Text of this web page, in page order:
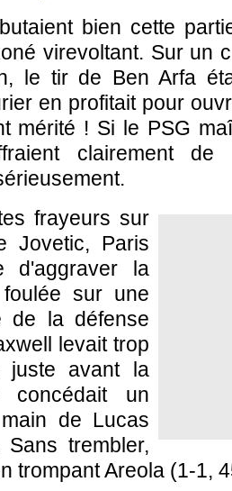
bien cette
virevoltant. Sur un
le tir de Ben Arfa
en profitait pour
mérité ! Si le PSG
clairement
frayeurs sur
Jovetic, Paris
d'aggraver la
sur une
de la défense
levait trop
juste avant la
un
de Lucas
trembler,
trompant Areola (1-1,